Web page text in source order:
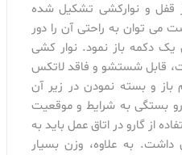
قفل و نوارکشی تشکیل شده
توان به راحتی آن را دور
یک دکمه باز نمود. نوار کشی
قابل شستشو و فاقد لاتکس
و بسته نمودن در زیر آن
بستگی به شرایط و موقعیت
از گارو در اتاق عمل باید به
به علاوه، وزن بسیار